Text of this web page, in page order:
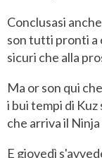
Conclusasi
son tutti pronti a
sicuri che alla
Ma or son qui
i bui tempi di Kuz
che arriva il
E giovedì